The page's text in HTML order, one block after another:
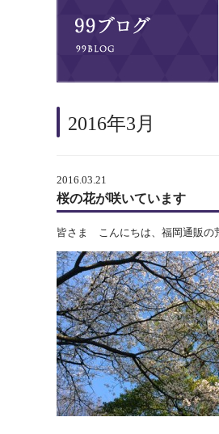
2016年3月
2016.03.21
桜の花が咲いています
皆さま こんにちは、福岡通販の